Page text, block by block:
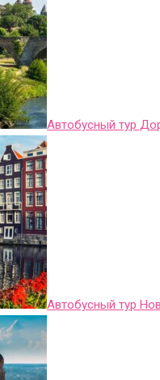
Автобусный тур
Автобусный тур